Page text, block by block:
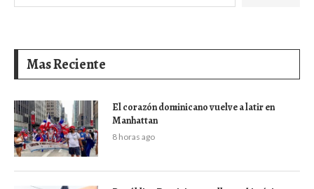
Mas Reciente
El corazón dominicano vuelve a latir en
Manhattan
8 horas ago